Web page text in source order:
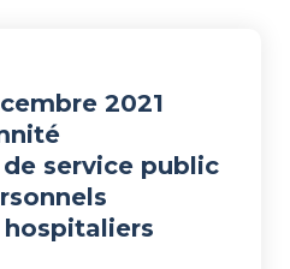
2021
service public